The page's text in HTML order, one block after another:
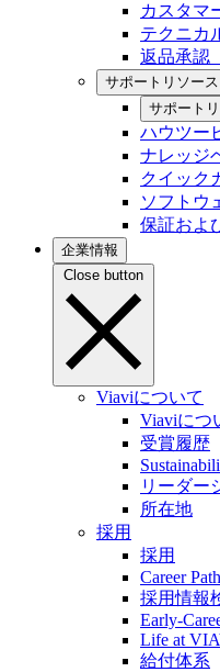
カスタマ
テクニカ
返品承認
サポートリソース
サポート
ハウツー
ナレッジ
クイック
ソフトウ
保証およ
企業情報
Close button
Viaviについて
Viaviにつ
受賞履歴
リーダー
所在地
採用
採用
Career
採用情報
Early-
Life at
給付体系